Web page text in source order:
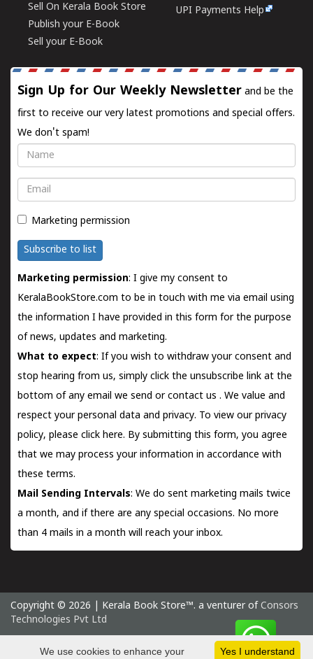
Sell On Kerala Book Store
Publish your E-Book
Sell your E-Book
UPI Payments Help
Sign Up for Our Weekly Newsletter and be the
first to receive our very latest promotions and special offers.
We don't spam!
Name
Email
Marketing permission
Subscribe to list
Marketing permission: I give my consent to
KeralaBookStore.com to be in touch with me via email using
the information I have provided in this form for the purpose
of news, updates and marketing.
What to expect: If you wish to withdraw your consent and
stop hearing from us, simply click the unsubscribe link at the
bottom of any email we send orcontact us . We value and
respect your personal data and privacy. To view our privacy
policy, please click here. By submitting this form, you agree
that we may process your information in accordance with
these terms.
Mail Sending Intervals: We do sent marketing mails twice
a month, and if there are any special occasions. No more
than 4 mails in a month will reach your inbox.
Copyright © 2026 | Kerala Book Store™. a venturer of Consors
Technologies Pvt Ltd
Monday 10 August, 2026 IST
Yes I understand
We use cookies to enhance your